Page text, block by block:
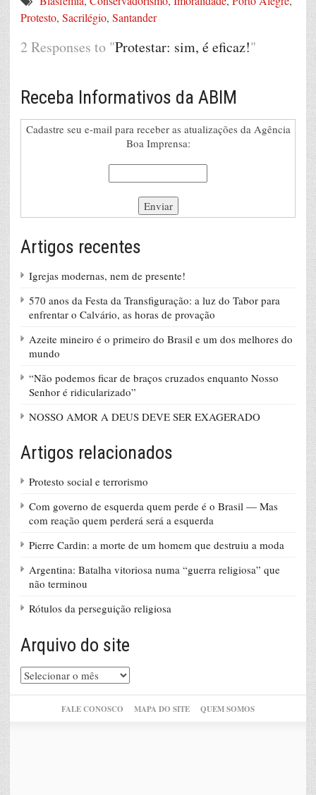
Protesto, Sacrilégio, Santander
2 Responses to "Protestar: sim, é eficaz!"
Receba Informativos da ABIM
Cadastre seu e-mail para receber as atualizações da Agência
Boa Imprensa:
Artigos recentes
Igrejas modernas, nem de presente!
570 anos da Festa da Transfiguração: a luz do Tabor para
enfrentar o Calvário, as horas de provação
Azeite mineiro é o primeiro do Brasil e um dos melhores do
mundo
“Não podemos ficar de braços cruzados enquanto Nosso
Senhor é ridicularizado”
NOSSO AMOR A DEUS DEVE SER EXAGERADO
Artigos relacionados
Protesto social e terrorismo
Com governo de esquerda quem perde é o Brasil — Mas
com reação quem perderá será a esquerda
Pierre Cardin: a morte de um homem que destruiu a moda
Argentina: Batalha vitoriosa numa “guerra religiosa” que
não terminou
Rótulos da perseguição religiosa
Arquivo do site
Arquivo
do
FALE CONOSCO MAPA DO SITE QUEM SOMOS